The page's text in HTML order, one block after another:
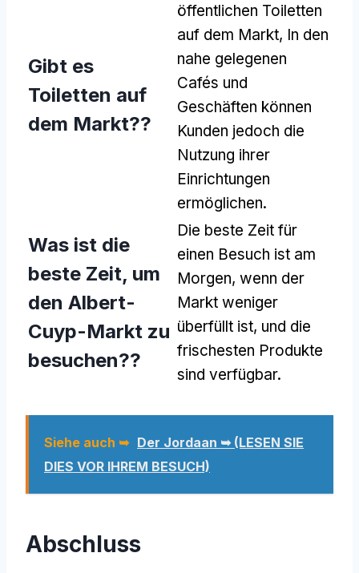
Gibt es
Toiletten auf
dem Markt??
öffentlichen Toiletten
auf dem Markt, In den
nahe gelegenen
Cafés und
Geschäften können
Kunden jedoch die
Nutzung ihrer
Einrichtungen
ermöglichen.
Was ist die
beste Zeit, um
den Albert-
Cuyp-Markt zu
besuchen??
Die beste Zeit für
einen Besuch ist am
Morgen, wenn der
Markt weniger
überfüllt ist, und die
frischesten Produkte
sind verfügbar.
Siehe auch ➥ Der Jordaan ➥ (LESEN SIE
DIES VOR IHREM BESUCH)
Abschluss